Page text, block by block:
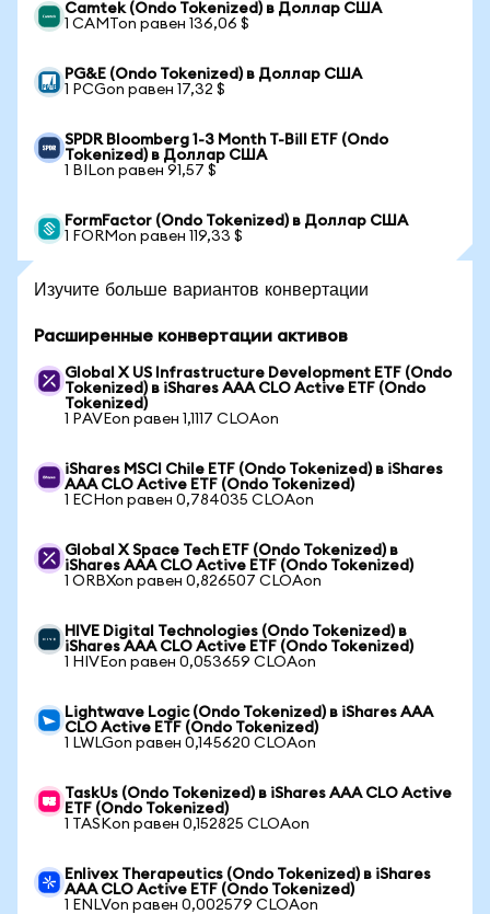
Camtek (Ondo Tokenized) в Доллар США
1 CAMTon равен 136,06 $
PG&E (Ondo Tokenized) в Доллар США
1 PCGon равен 17,32 $
SPDR Bloomberg 1-3 Month T-Bill ETF (Ondo
Tokenized) в Доллар США
1 BILon равен 91,57 $
FormFactor (Ondo Tokenized) в Доллар США
1 FORMon равен 119,33 $
Изучите больше вариантов конвертации
Расширенные конвертации активов
Global X US Infrastructure Development ETF (Ondo
Tokenized) в iShares AAA CLO Active ETF (Ondo
Tokenized)
1 PAVEon равен 1,1117 CLOAon
iShares MSCI Chile ETF (Ondo Tokenized) в iShares
AAA CLO Active ETF (Ondo Tokenized)
1 ECHon равен 0,784035 CLOAon
Global X Space Tech ETF (Ondo Tokenized) в
iShares AAA CLO Active ETF (Ondo Tokenized)
1 ORBXon равен 0,826507 CLOAon
HIVE Digital Technologies (Ondo Tokenized) в
iShares AAA CLO Active ETF (Ondo Tokenized)
1 HIVEon равен 0,053659 CLOAon
Lightwave Logic (Ondo Tokenized) в iShares AAA
CLO Active ETF (Ondo Tokenized)
1 LWLGon равен 0,145620 CLOAon
TaskUs (Ondo Tokenized) в iShares AAA CLO Active
ETF (Ondo Tokenized)
1 TASKon равен 0,152825 CLOAon
Enlivex Therapeutics (Ondo Tokenized) в iShares
AAA CLO Active ETF (Ondo Tokenized)
1 ENLVon равен 0,002579 CLOAon